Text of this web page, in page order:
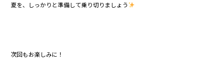
夏を、しっかりと準備して乗り切りましょう
次回もお楽しみに！